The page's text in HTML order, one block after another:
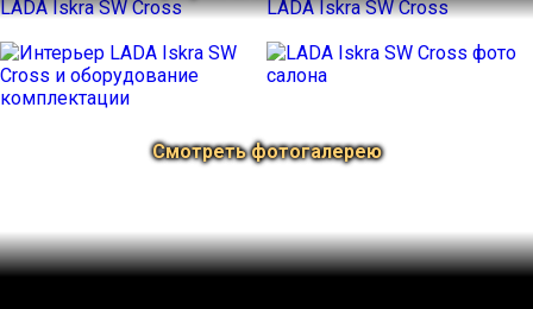
Смотреть фотогалерею